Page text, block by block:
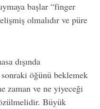
başlar “finger
olmalıdır ve püre
dışında
öğünü beklemek
zaman ve ne yiyeceği
Büyük